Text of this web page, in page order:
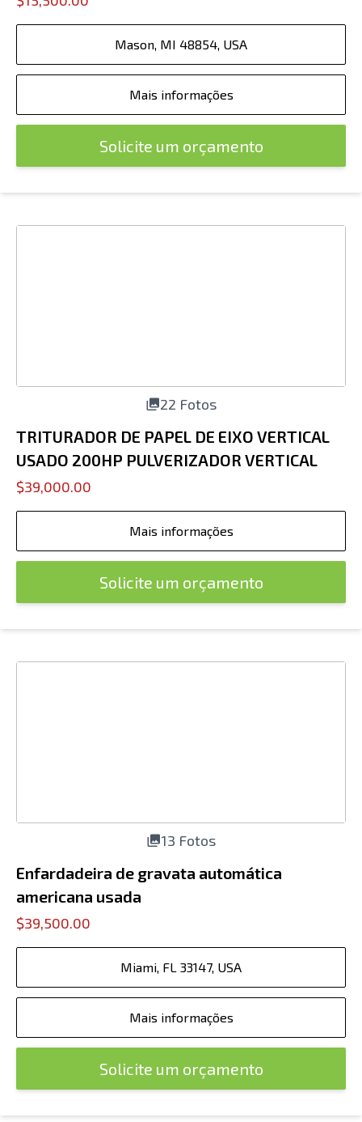
Mason, MI 48854, USA
Mais informações
Solicite um orçamento
22 Fotos
TRITURADOR DE PAPEL DE EIXO VERTICAL
USADO 200HP PULVERIZADOR VERTICAL
$39,000.00
Mais informações
Solicite um orçamento
13 Fotos
Enfardadeira de gravata automática
americana usada
$39,500.00
Miami, FL 33147, USA
Mais informações
Solicite um orçamento